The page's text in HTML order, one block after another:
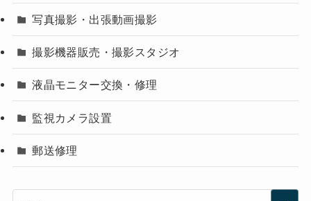
写真撮影・出張動画撮影
撮影機器販売・撮影スタジオ
液晶モニター交換・修理
監視カメラ設置
郵送修理